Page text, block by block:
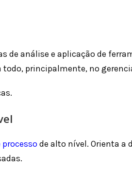
de análise e aplicação de
principalmente, no
processode alto nível. Orienta a